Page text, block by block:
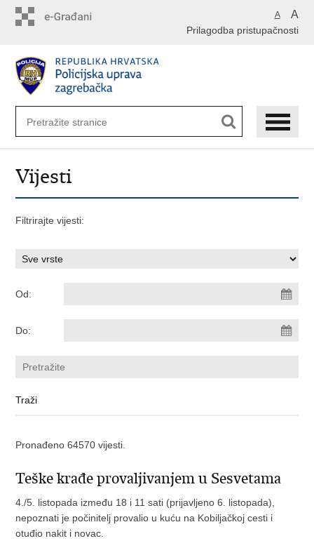
A A
Prilagodba pristupačnosti
Vijesti
Filtrirajte vijesti:
Od:
Do:
Pronađeno 64570 vijesti.
Teške krađe provaljivanjem u Sesvetama
4./5. listopada između 18 i 11 sati (prijavljeno 6. listopada),
nepoznati je počinitelj provalio u kuću na Kobiljačkoj cesti i
otuđio nakit i novac.